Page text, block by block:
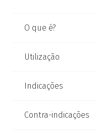
O que é?
Utilização
Indicações
Contra-indicações